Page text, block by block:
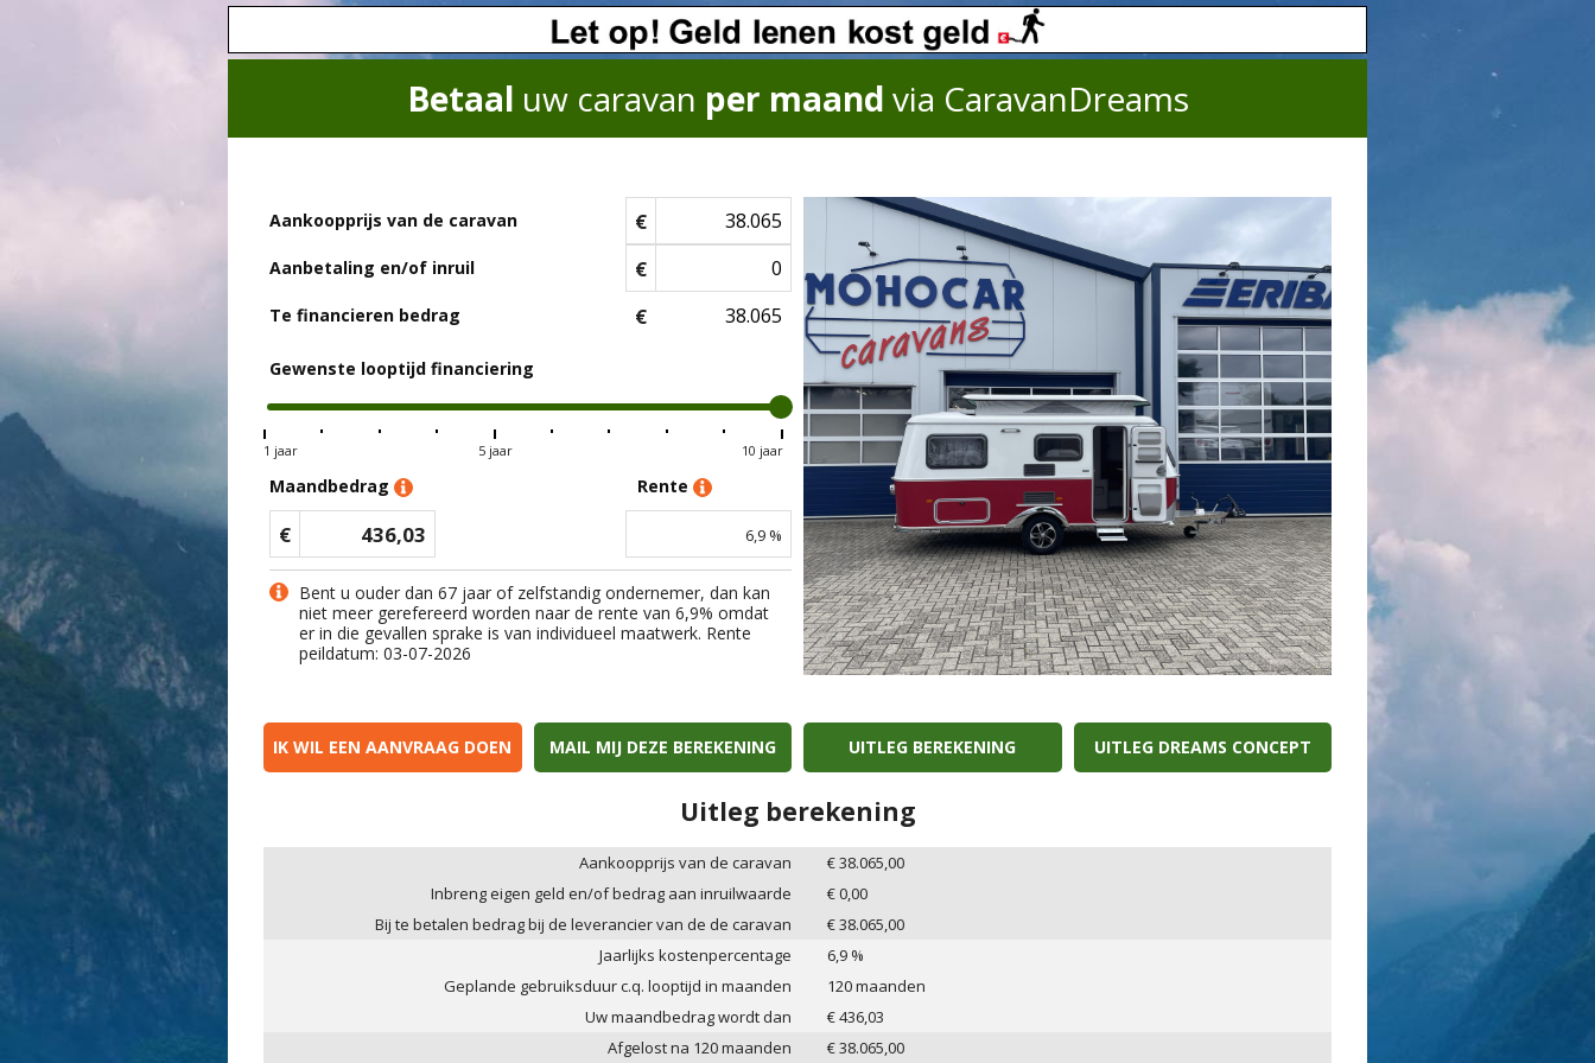
Betaal uw caravan per maand via CaravanDreams
Aankoopprijs van de caravan €
Aanbetaling en/of inruil €
Te financieren bedrag €
Gewenste looptijd financiering
1 jaar 5 jaar 10 jaar
Maandbedrag
€ 436,03
Rente
6,9 %
Bent u ouder dan 67 jaar of zelfstandig ondernemer, dan kan
niet meer gerefereerd worden naar de rente van 6,9% omdat
er in die gevallen sprake is van individueel maatwerk. Rente
peildatum: 03-07-2026
IK WIL EEN AANVRAAG DOEN MAIL MIJ DEZE BEREKENING UITLEG BEREKENING UITLEG DREAMS CONCEPT
Uitleg berekening
Aankoopprijs van de caravan €38.065,00
Inbreng eigen geld en/of bedrag aan inruilwaarde
€0,00
Bij te betalen bedrag bij de leverancier van de de caravan
€38.065,00
Jaarlijks kostenpercentage
6,9 %
Geplande gebruiksduur c.q. looptijd in maanden
120maanden
Uw maandbedrag wordt dan
€436,03
Afgelost na 120maanden €38.065,00